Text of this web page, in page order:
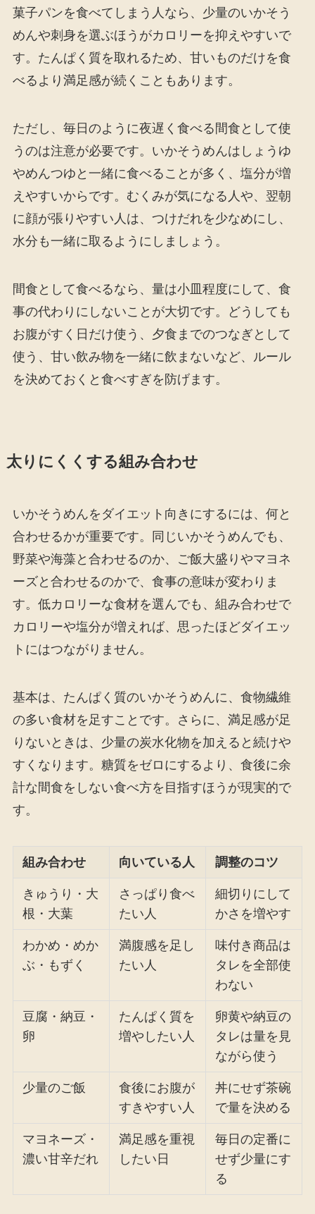
菓子パンを食べてしまう人なら、少量のいかそう
めんや刺身を選ぶほうがカロリーを抑えやすいで
す。たんぱく質を取れるため、甘いものだけを食
べるより満足感が続くこともあります。
ただし、毎日のように夜遅く食べる間食として使
うのは注意が必要です。いかそうめんはしょうゆ
やめんつゆと一緒に食べることが多く、塩分が増
えやすいからです。むくみが気になる人や、翌朝
に顔が張りやすい人は、つけだれを少なめにし、
水分も一緒に取るようにしましょう。
間食として食べるなら、量は小皿程度にして、食
事の代わりにしないことが大切です。どうしても
お腹がすく日だけ使う、夕食までのつなぎとして
使う、甘い飲み物を一緒に飲まないなど、ルール
を決めておくと食べすぎを防げます。
太りにくくする組み合わせ
いかそうめんをダイエット向きにするには、何と
合わせるかが重要です。同じいかそうめんでも、
野菜や海藻と合わせるのか、ご飯大盛りやマヨネ
ーズと合わせるのかで、食事の意味が変わりま
す。低カロリーな食材を選んでも、組み合わせで
カロリーや塩分が増えれば、思ったほどダイエッ
トにはつながりません。
基本は、たんぱく質のいかそうめんに、食物繊維
の多い食材を足すことです。さらに、満足感が足
りないときは、少量の炭水化物を加えると続けや
すくなります。糖質をゼロにするより、食後に余
計な間食をしない食べ方を目指すほうが現実的で
す。
組み合わせ 向いている人 調整のコツ
きゅうり・大
根・大葉
さっぱり食べ
たい人
細切りにして
かさを増やす
わかめ・めか
ぶ・もずく
満腹感を足し
たい人
味付き商品は
タレを全部使
わない
豆腐・納豆・
卵
たんぱく質を
増やしたい人
卵黄や納豆の
タレは量を見
ながら使う
少量のご飯
食後にお腹が
すきやすい人
丼にせず茶碗
で量を決める
マヨネーズ・
濃い甘辛だれ
満足感を重視
したい日
毎日の定番に
せず少量にす
る